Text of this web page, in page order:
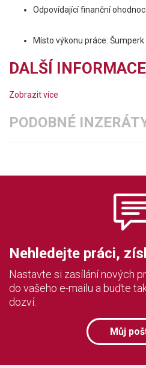
Odpovídající finanční
Místo výkonu práce: Šumperk
DALŠÍ INFORMACE
Zobrazit více
PODOBNÉ
Nehledejte práci,
Nastavte si zasílání nových
do vašeho e-mailu a buďte
dozví.
Můj